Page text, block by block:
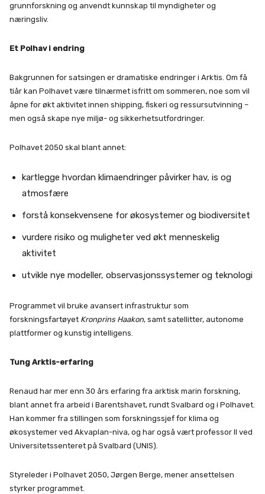
grunnforskning og anvendt kunnskap til myndigheter og
næringsliv.
Et Polhav i endring
Bakgrunnen for satsingen er dramatiske endringer i Arktis. Om få
tiår kan Polhavet være tilnærmet isfritt om sommeren, noe som vil
åpne for økt aktivitet innen shipping, fiskeri og ressursutvinning –
men også skape nye miljø- og sikkerhetsutfordringer.
Polhavet 2050 skal blant annet:
kartlegge hvordan klimaendringer påvirker hav, is og
atmosfære
forstå konsekvensene for økosystemer og biodiversitet
vurdere risiko og muligheter ved økt menneskelig
aktivitet
utvikle nye modeller, observasjonssystemer og teknologi
Programmet vil bruke avansert infrastruktur som
forskningsfartøyet Kronprins Haakon, samt satellitter, autonome
plattformer og kunstig intelligens.
Tung Arktis-erfaring
Renaud har mer enn 30 års erfaring fra arktisk marin forskning,
blant annet fra arbeid i Barentshavet, rundt Svalbard og i Polhavet.
Han kommer fra stillingen som forskningssjef for klima og
økosystemer ved Akvaplan-niva, og har også vært professor II ved
Universitetssenteret på Svalbard (UNIS).
Styreleder i Polhavet 2050, Jørgen Berge, mener ansettelsen
styrker programmet.